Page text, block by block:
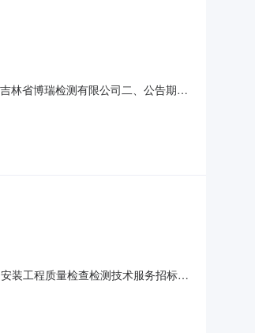
林省博瑞检测有限公司二、公告期：
家能源集团吉林电力
装工程质量检查检测技术服务招标编
510060